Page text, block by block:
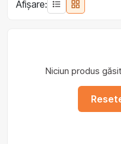
Afișare:
Niciun produs